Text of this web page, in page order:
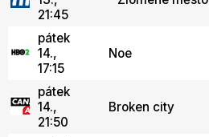
21:45
pátek
14.,
17:15
Noe
pátek
14.,
21:50
Broken city